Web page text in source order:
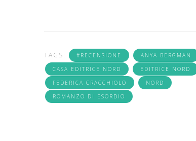
TAGS: #RECENSIONE
ANYA BERGMAN
CASA EDITRICE NORD
EDITRICE NORD
FEDERICA CRACCHIOLO
NORD
ROMANZO DI ESORDIO